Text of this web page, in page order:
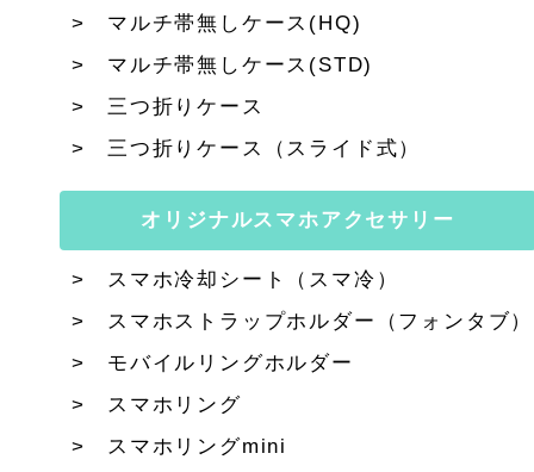
マルチ帯無しケース(HQ)
マルチ帯無しケース(STD)
三つ折りケース
三つ折りケース（スライド式）
オリジナルスマホアクセサリー
スマホ冷却シート（スマ冷）
スマホストラップホルダー（フォンタブ）
モバイルリングホルダー
スマホリング
スマホリングmini